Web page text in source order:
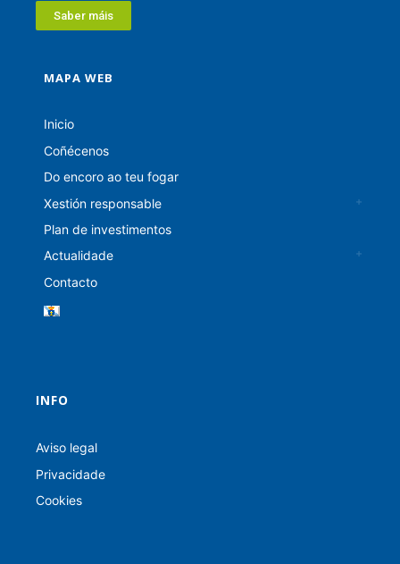
Saber máis
MAPA WEB
Inicio
Coñécenos
Do encoro ao teu fogar
Xestión responsable
Plan de investimentos
Actualidade
Contacto
INFO
Aviso legal
Privacidade
Cookies